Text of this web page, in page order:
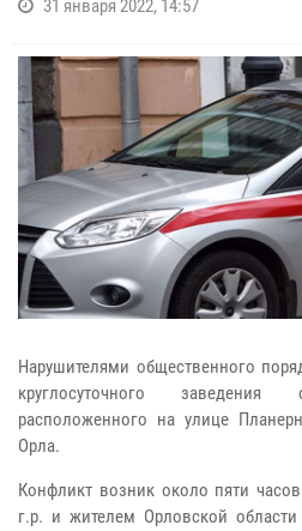
31 января 2022, 14:57
Нарушителями общественного
круглосуточного заведения
расположенного на улице
Орла.
Конфликт возник около пяти
г.р. и жителем Орловской